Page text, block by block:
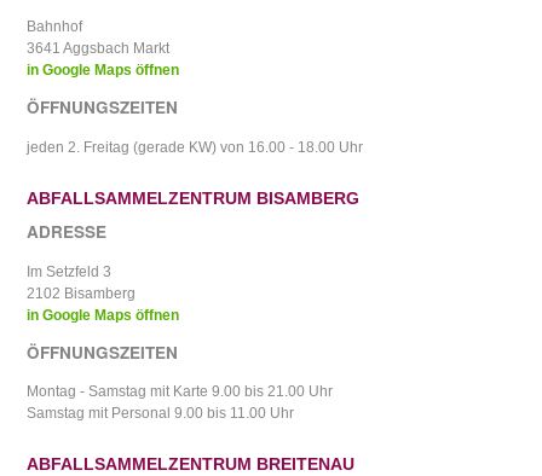
Bahnhof
3641 Aggsbach Markt
in Google Maps öffnen
ÖFFNUNGSZEITEN
jeden 2. Freitag (gerade KW) von 16.00 - 18.00 Uhr
ABFALLSAMMELZENTRUM BISAMBERG
ADRESSE
Im Setzfeld 3
2102 Bisamberg
in Google Maps öffnen
ÖFFNUNGSZEITEN
Montag - Samstag mit Karte 9.00 bis 21.00 Uhr
Samstag mit Personal 9.00 bis 11.00 Uhr
ABFALLSAMMELZENTRUM BREITENAU